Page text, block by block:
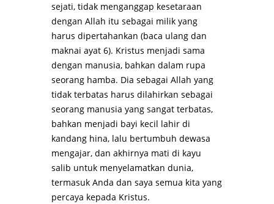
sejati, tidak menganggap kesetaraan
dengan Allah itu sebagai milik yang
harus dipertahankan (baca ulang dan
maknai ayat 6). Kristus menjadi sama
dengan manusia, bahkan dalam rupa
seorang hamba. Dia sebagai Allah yang
tidak terbatas harus dilahirkan sebagai
seorang manusia yang sangat terbatas,
bahkan menjadi bayi kecil lahir di
kandang hina, lalu bertumbuh dewasa
mengajar, dan akhirnya mati di kayu
salib untuk menyelamatkan dunia,
termasuk Anda dan saya semua kita yang
percaya kepada Kristus.